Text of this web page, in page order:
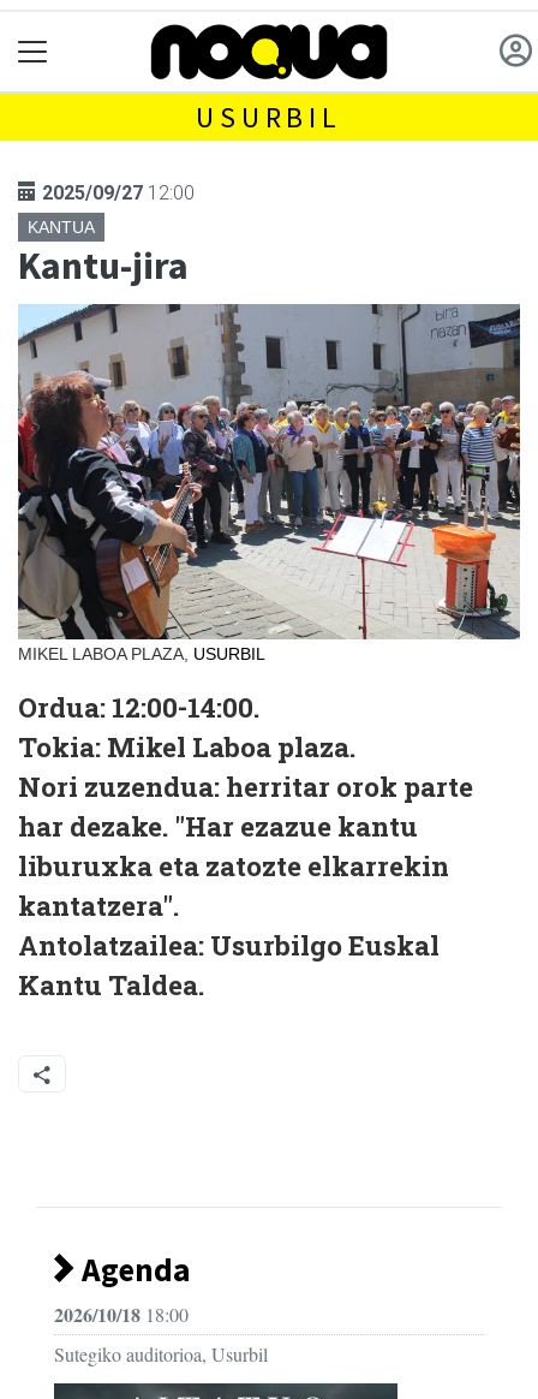
USURBIL
2025/09/27 12:00
KANTUA
Kantu-jira
MIKEL LABOA PLAZA, USURBIL
Ordua: 12:00-14:00.
Tokia: Mikel Laboa plaza.
Nori zuzendua: herritar orok parte
har dezake. "Har ezazue kantu
liburuxka eta zatozte elkarrekin
kantatzera".
Antolatzailea: Usurbilgo Euskal
Kantu Taldea.
Agenda
2026/10/18 18:00
Sutegiko auditorioa, Usurbil